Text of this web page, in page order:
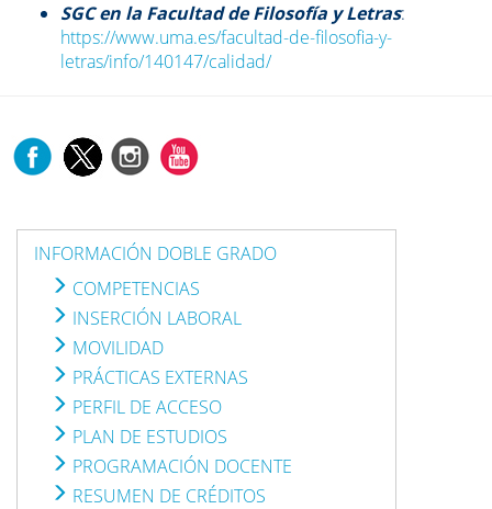
SGC en la Facultad de Filosofía y Letras:
https://www.uma.es/facultad-de-filosofia-y-
letras/info/140147/calidad/
INFORMACIÓN DOBLE GRADO
COMPETENCIAS
INSERCIÓN LABORAL
MOVILIDAD
PRÁCTICAS EXTERNAS
PERFIL DE ACCESO
PLAN DE ESTUDIOS
PROGRAMACIÓN DOCENTE
RESUMEN DE CRÉDITOS